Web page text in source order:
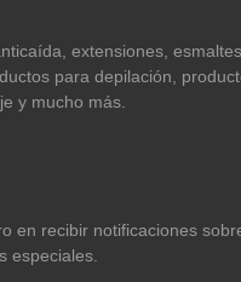
extensiones,
para depilación,
y mucho más.
en recibir notificaciones
especiales.